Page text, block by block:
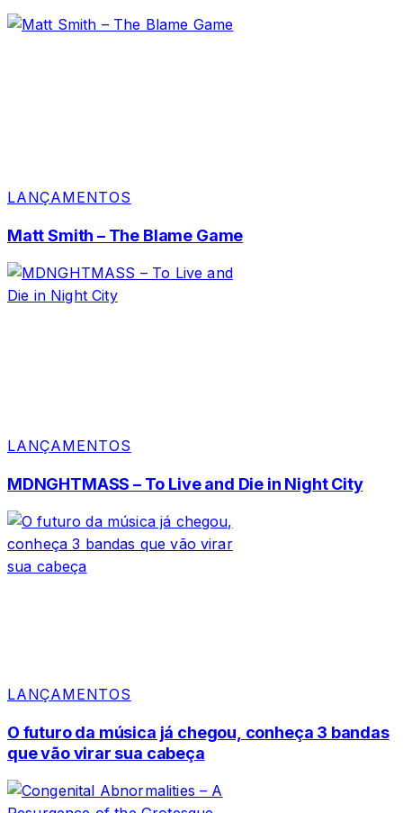
LANÇAMENTOS
Matt Smith – The Blame Game
LANÇAMENTOS
MDNGHTMASS – To Live and Die in Night City
LANÇAMENTOS
O futuro da música já chegou, conheça 3 bandas
que vão virar sua cabeça